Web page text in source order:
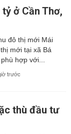
ở Cần Thơ,
đô thị mới Mái
mới tại xã Bá
hợp với...
trước
thù đầu tư